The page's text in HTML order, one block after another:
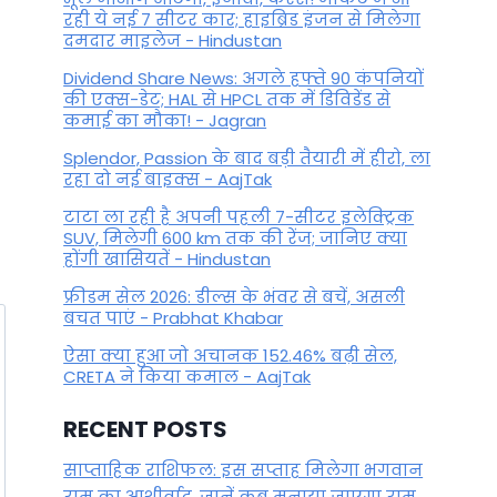
रही ये नई 7 सीटर कार; हाइब्रिड इंजन से मिलेगा
दमदार माइलेज - Hindustan
Dividend Share News: अगले हफ्ते 90 कंपनियों
की एक्स-डेट; HAL से HPCL तक में डिविडेंड से
कमाई का मौका! - Jagran
Splendor, Passion के बाद बड़ी तैयारी में हीरो, ला
रहा दो नई बाइक्स - AajTak
टाटा ला रही है अपनी पहली 7-सीटर इलेक्ट्रिक
SUV, मिलेगी 600 km तक की रेंज; जानिए क्या
होंगी खासियतें - Hindustan
फ्रीडम सेल 2026: डील्स के भंवर से बचें, असली
बचत पाएं - Prabhat Khabar
ऐसा क्या हुआ जो अचानक 152.46% बढ़ी सेल,
CRETA ने किया कमाल - AajTak
RECENT POSTS
साप्ताहिक राशिफल: इस सप्ताह मिलेगा भगवान